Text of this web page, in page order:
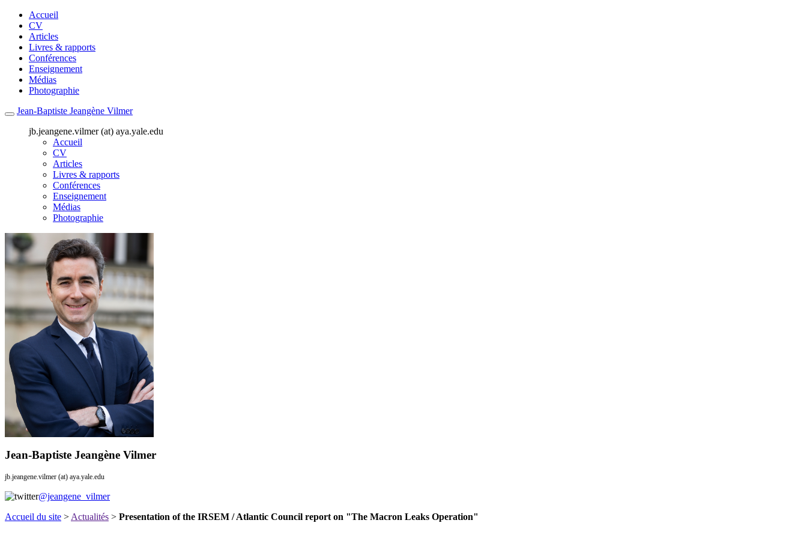
Accueil
CV
Articles
Livres & rapports
Conférences
Enseignement
Médias
Photographie
Jean-Baptiste Jeangène Vilmer
jb.jeangene.vilmer (at) aya.yale.edu
Accueil
CV
Articles
Livres & rapports
Conférences
Enseignement
Médias
Photographie
Jean-Baptiste Jeangène Vilmer
jb.jeangene.vilmer (at) aya.yale.edu
@jeangene_vilmer
Accueil du site >Actualités > Presentation of the IRSEM / Atlantic Council report on "The Macron Leaks Operation"